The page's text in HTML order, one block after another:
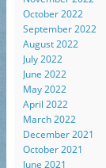
October 2022
September 2022
August 2022
July 2022
June 2022
May 2022
April 2022
March 2022
December 2021
October 2021
June 2021